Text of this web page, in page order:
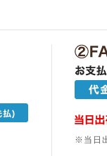
※当日